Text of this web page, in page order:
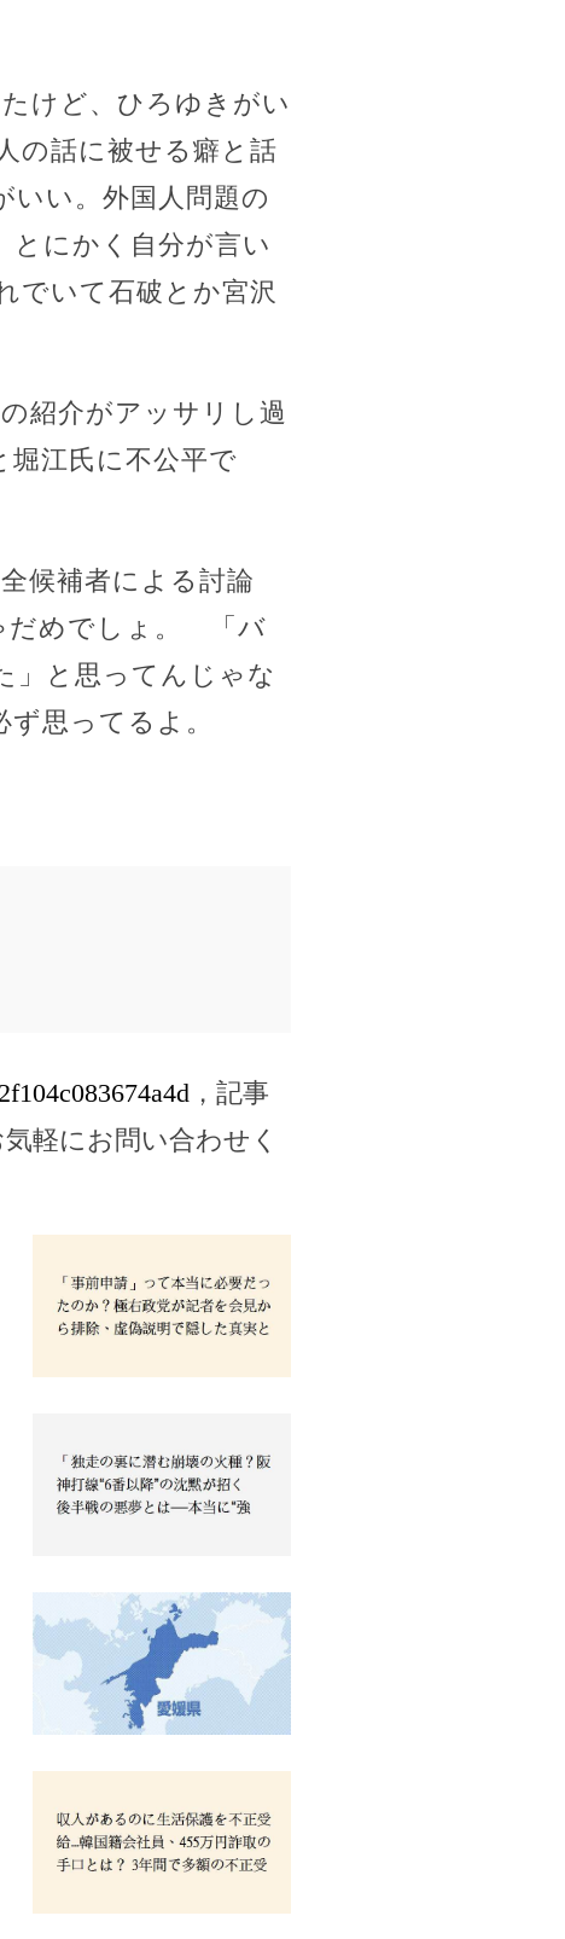
けど、ひろゆきがい
の話に被せる癖と話
いい。外国人問題の
とにかく自分が言い
でいて石破とか宮沢
紹介がアッサリし過
堀江氏に不公平で
候補者による討論
だめでしょ。 「バ
」と思ってんじゃな
思ってるよ。
，記事
軽にお問い合わせく